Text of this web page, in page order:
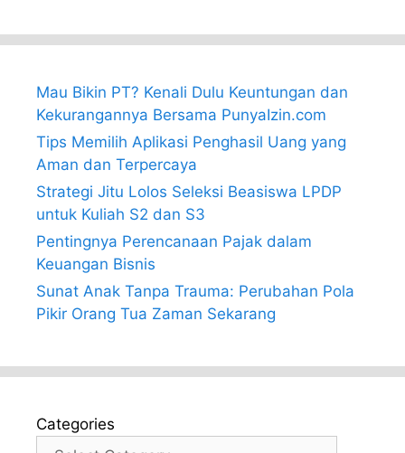
Mau Bikin PT? Kenali Dulu Keuntungan dan
Kekurangannya Bersama PunyaIzin.com
Tips Memilih Aplikasi Penghasil Uang yang
Aman dan Terpercaya
Strategi Jitu Lolos Seleksi Beasiswa LPDP
untuk Kuliah S2 dan S3
Pentingnya Perencanaan Pajak dalam
Keuangan Bisnis
Sunat Anak Tanpa Trauma: Perubahan Pola
Pikir Orang Tua Zaman Sekarang
Categories